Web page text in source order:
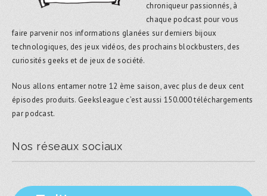
chroniqueur passionnés, à
chaque podcast pour vous
faire parvenir nos informations glanées sur derniers bijoux
technologiques, des jeux vidéos, des prochains blockbusters, des
curiosités geeks et de jeux de société.
Nous allons entamer notre 12 ème saison, avec plus de deux cent
épisodes produits. Geeksleague c’est aussi 150.000 téléchargements
par podcast.
Nos réseaux sociaux